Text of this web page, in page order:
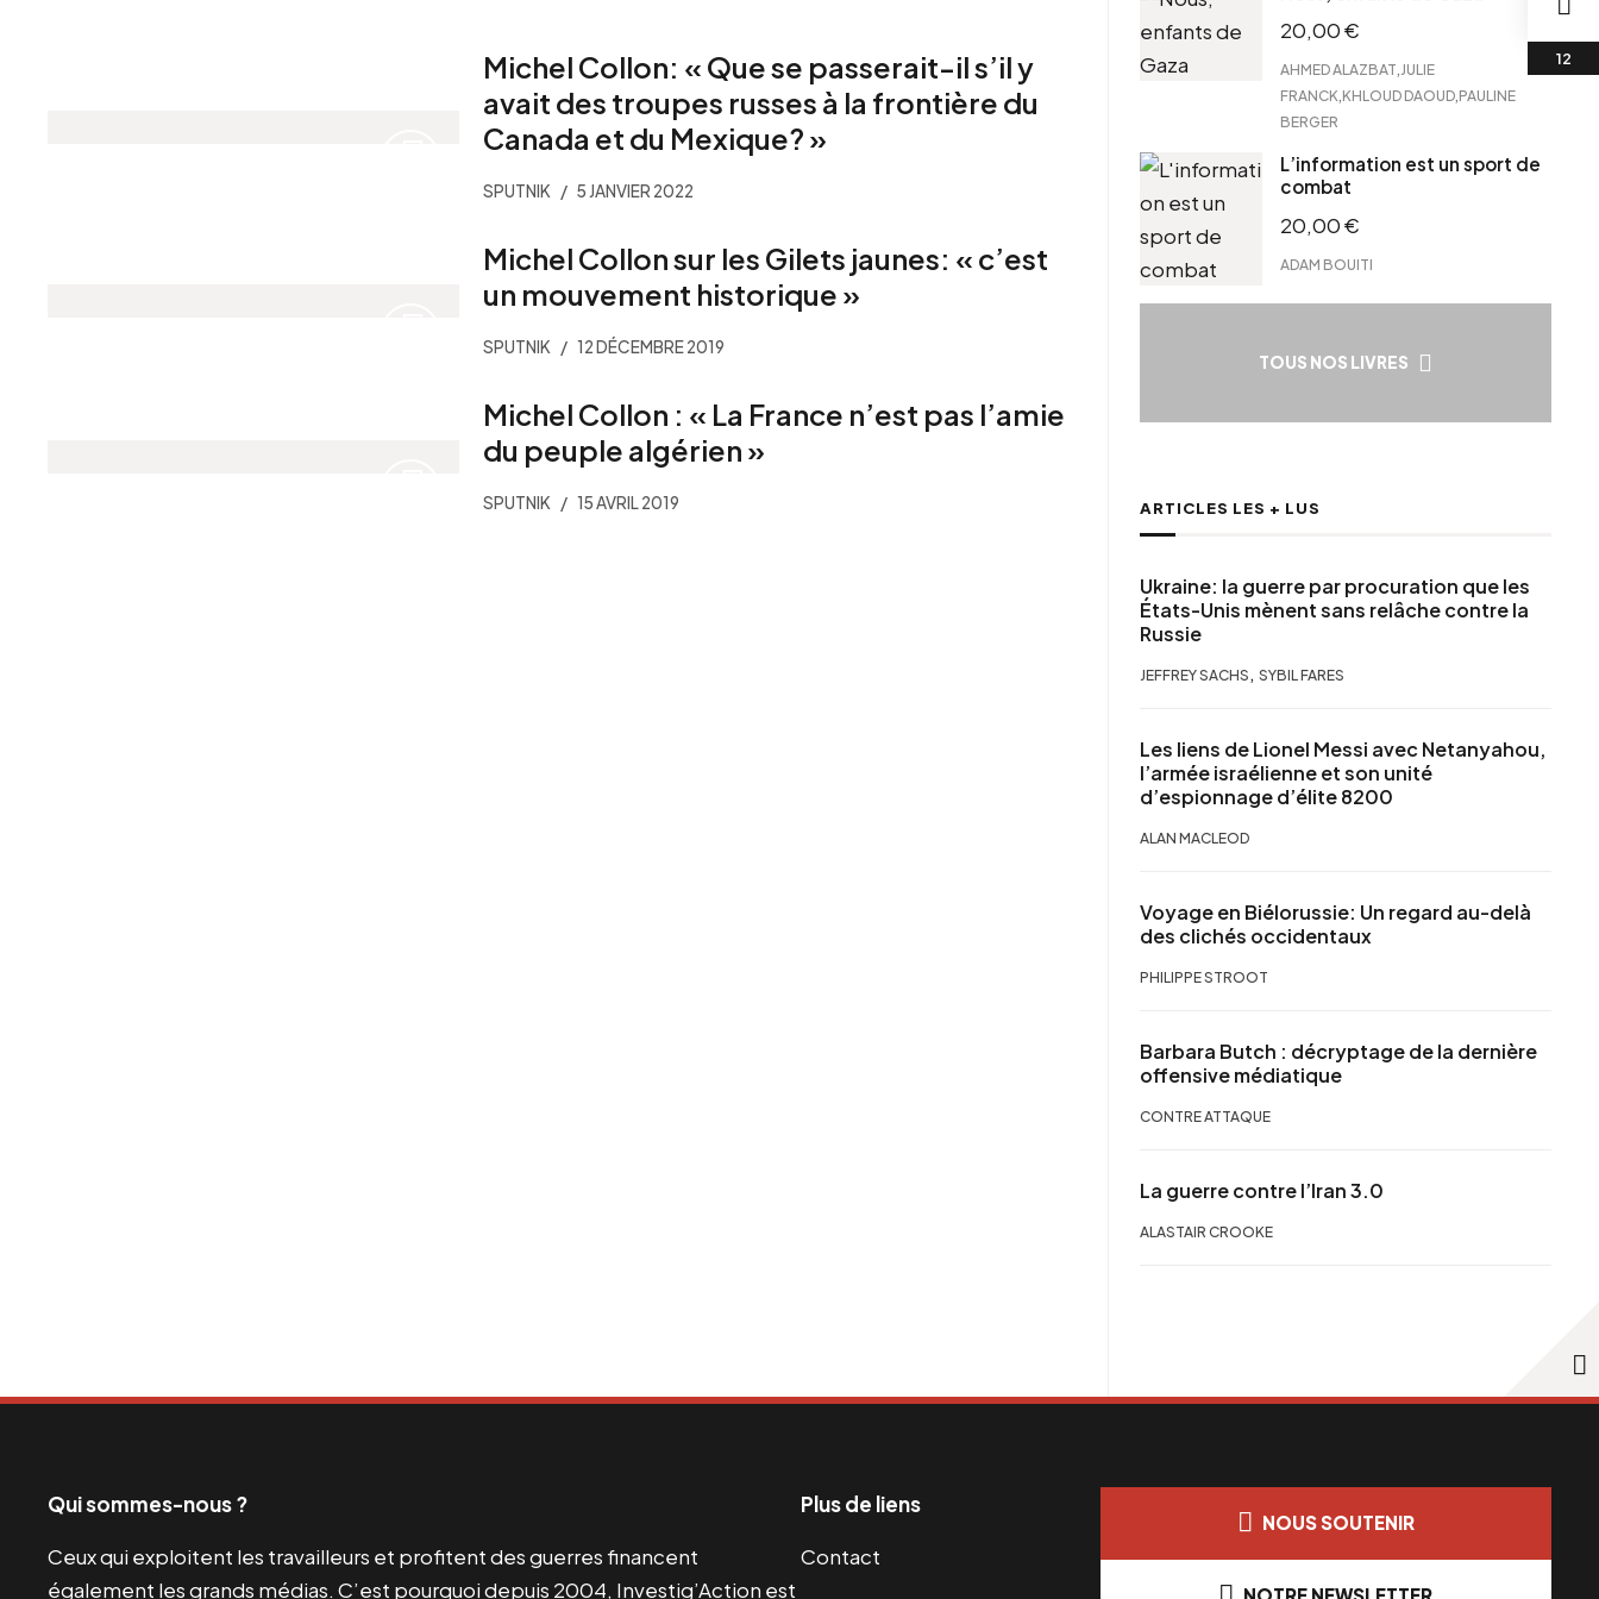
Michel Collon: « Que se passerait-il s’il y
avait des troupes russes à la frontière du
Canada et du Mexique? »
SPUTNIK 5 JANVIER 2022
Michel Collon sur les Gilets jaunes: « c’est
un mouvement historique »
SPUTNIK 12 DÉCEMBRE 2019
Michel Collon : « La France n’est pas l’amie
du peuple algérien »
SPUTNIK 15 AVRIL 2019
20,00€
AHMED ALAZBAT JULIE
FRANCK KHLOUD DAOUD PAULINE
BERGER
L’information est un sport de
combat
20,00€
ADAM BOUITI
TOUS NOS LIVRES
ARTICLES LES + LUS
Ukraine: la guerre par procuration que les
États-Unis mènent sans relâche contre la
Russie
JEFFREY SACHS , SYBIL FARES
Les liens de Lionel Messi avec Netanyahou,
l’armée israélienne et son unité
d’espionnage d’élite 8200
ALAN MACLEOD
Voyage en Biélorussie: Un regard au-delà
des clichés occidentaux
PHILIPPE STROOT
Barbara Butch : décryptage de la dernière
offensive médiatique
CONTRE ATTAQUE
La guerre contre l’Iran 3.0
ALASTAIR CROOKE
Qui sommes-nous ?
Ceux qui exploitent les travailleurs et profitent des guerres financent
également les grands médias. C’est pourquoi depuis 2004, Investig’Action est
Plus de liens
Contact
NOUS SOUTENIR